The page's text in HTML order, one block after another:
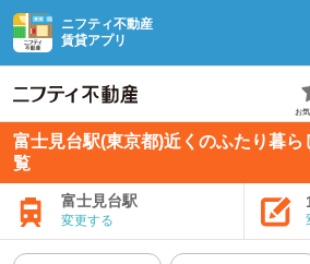
ニフティ不動産
賃貸アプリ
お
富士見台駅(東京都)近くのふたり暮
覧
富士見台駅
変更する